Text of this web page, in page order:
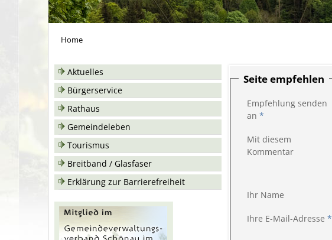
Home
Aktuelles
Bürgerservice
Rathaus
Gemeindeleben
Tourismus
Breitband / Glasfaser
Erklärung zur Barrierefreiheit
Seite empfehlen
Empfehlung senden
an *
Mit diesem
Kommentar
Ihr Name
Ihre E-Mail-Adresse *